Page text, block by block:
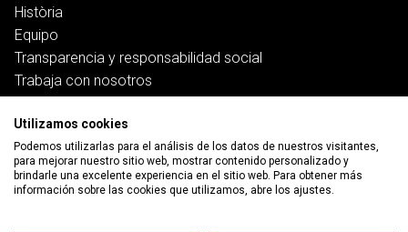
Història
Equipo
Transparencia y responsabilidad social
Trabaja con nosotros
Servicios
Trabajo
Salud y pensiones
Utilizamos cookies
Podemos utilizarlas para el análisis de los datos de nuestros visitantes,
para mejorar nuestro sitio web, mostrar contenido personalizado y
brindarle una excelente experiencia en el sitio web. Para obtener más
información sobre las cookies que utilizamos, abre los ajustes.